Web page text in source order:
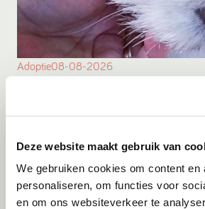
Deze website maakt gebruik van
We gebruiken cookies om content en
personaliseren, om functies voor
en om ons websiteverkeer te
Adoptie08-08-2026